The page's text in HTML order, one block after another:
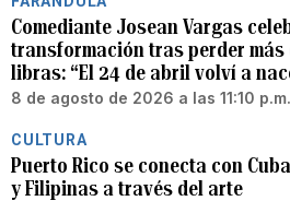
Comediante Josean Vargas
transformación tras perder más
libras: “El 24 de abril volví a
8 de agosto de 2026 a las 11:10 p.m.
CULTURA
Puerto Rico se conecta con
y Filipinas a través del arte